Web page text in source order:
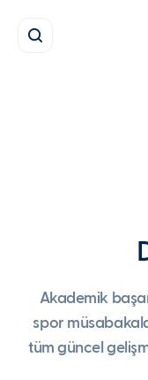
Akademik
spor
tüm güncel